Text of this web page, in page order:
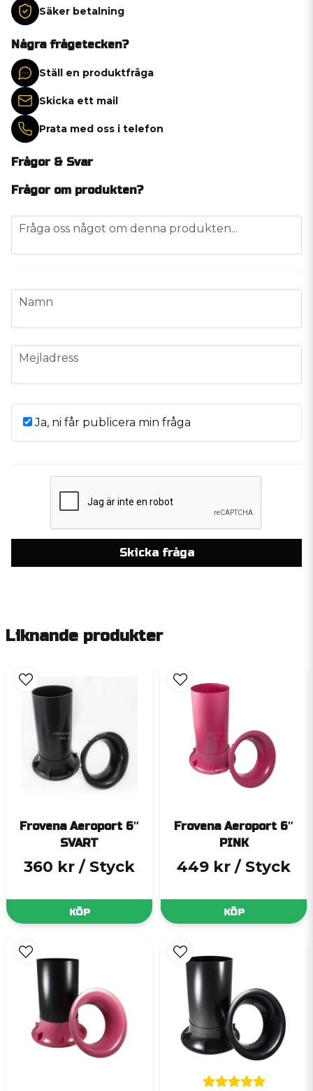
Säker betalning
Några frågetecken?
Ställ en produktfråga
Skicka ett mail
Prata med oss i telefon
Frågor & Svar
Frågor om produkten?
question
Fråga oss något om denna produkten...
name
Namn
email
Mejladress
Ja, ni får publicera min fråga
Skicka fråga
Liknande produkter
Frovena Aeroport 6″
SVART
360 kr / Styck
KÖP
Frovena Aeroport 6″
PINK
449 kr / Styck
KÖP